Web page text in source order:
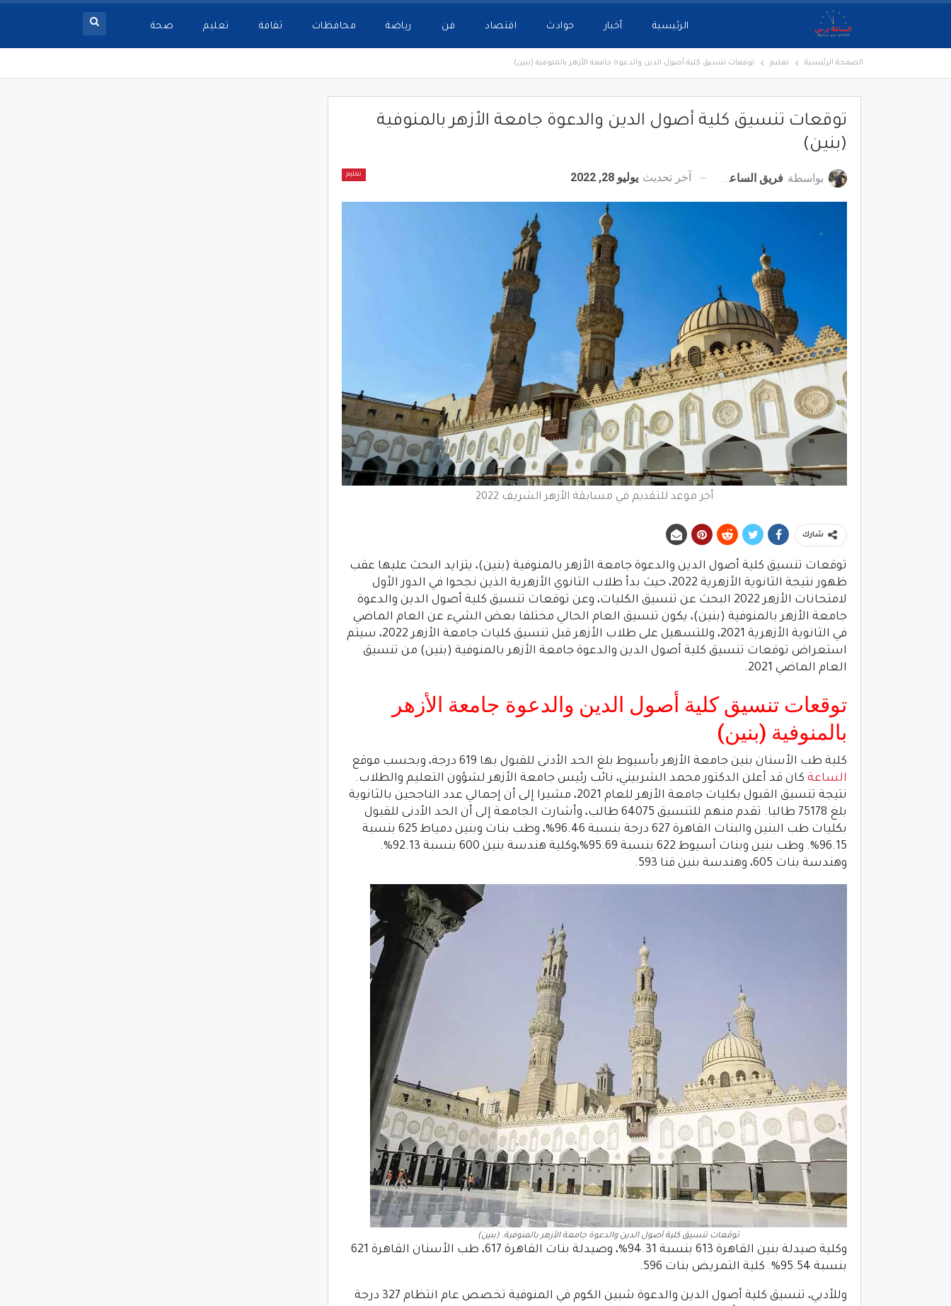
الرئيسية أخبار حوادث اقتصاد فن رياضة محافظات ثقافة تعليم صحة
الصفحة الرئيسية تعليم توقعات تنسيق كلية أصول الدين والدعوة جامعة الأزهر بالمنوفية (بنين)
توقعات تنسيق كلية أصول الدين والدعوة جامعة الأزهر بالمنوفية
(بنين)
تعليم بواسطة فريق الساعة برس آخر تحديث يوليو 28, 2022
أخر موعد للتقديم في مسابقة الأزهر الشريف 2022
شارك
توقعات تنسيق كلية أصول الدين والدعوة جامعة الأزهر بالمنوفية (بنين)، يتزايد البحث عليها عقب
ظهور نتيجة الثانوية الأزهرية 2022، حيث بدأ طلاب الثانوي الأزهرية الذين نجحوا في الدور الأول
لامتحانات الأزهر 2022 البحث عن تنسيق الكليات، وعن توقعات تنسيق كلية أصول الدين والدعوة
جامعة الأزهر بالمنوفية (بنين)، يكون تنسيق العام الحالي مختلفا بعض الشيء عن العام الماضي
في الثانوية الأزهرية 2021، وللتسهيل على طلاب الأزهر قبل تنسيق كليات جامعة الأزهر 2022، سيتم
استعراض توقعات تنسيق كلية أصول الدين والدعوة جامعة الأزهر بالمنوفية (بنين) من تنسيق
العام الماضي 2021.
توقعات تنسيق كلية أصول الدين والدعوة جامعة الأزهر
بالمنوفية (بنين)
كلية طب الأسنان بنين جامعة الأزهر بأسيوط بلغ الحد الأدنى للقبول بها 619 درجة، وبحسب موقع
الساعة كان قد أعلن الدكتور محمد الشربيني، نائب رئيس جامعة الأزهر لشؤون التعليم والطلاب.
نتيجة تنسيق القبول بكليات جامعة الأزهر للعام 2021، مشيرا إلى أن إجمالي عدد الناجحين بالثانوية
بلغ 75178 طالبا. تقدم منهم للتنسيق 64075 طالب، وأشارت الجامعة إلى أن الحد الأدنى للقبول
بكليات طب البنين والبنات القاهرة 627 درجة بنسبة 96.46%، وطب بنات وبنين دمياط 625 بنسبة
96.15%. وطب بنين وبنات أسيوط 622 بنسبة 95.69%،وكلية هندسة بنين 600 بنسبة 92.13%.
وهندسة بنات 605، وهندسة بنين قنا 593.
توقعات تنسيق كلية أصول الدين والدعوة جامعة الأزهر بالمنوفية. (بنين)
وكلية صيدلة بنين القاهرة 613 بنسبة 94.31%، وصيدلة بنات القاهرة 617، طب الأسنان القاهرة 621
بنسبة 95.54%. كلية التمريض بنات 596.
وللأدبي، تنسيق كلية أصول الدين والدعوة شبين الكوم في المنوفية تخصص عام انتظام 327 درجة